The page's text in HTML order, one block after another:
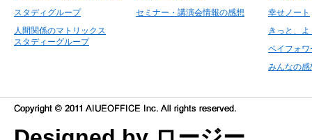
スタディグループ
人間関係のマトリックス
スタディーグループ
セミナー・講演会情報の感想
幸せノート
きっと、
ペイフォワ
みんなの感